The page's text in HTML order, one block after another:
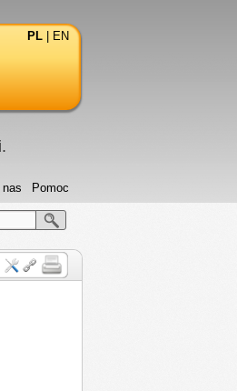
PL EN
Pomoc
nas